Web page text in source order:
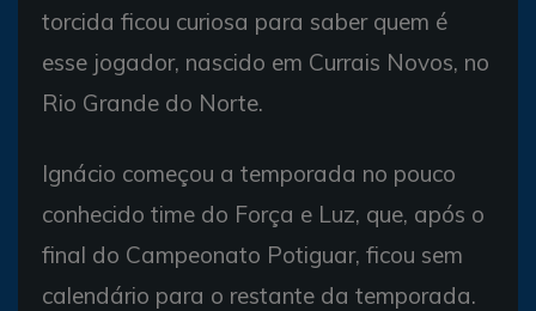
torcida ficou curiosa para saber quem é
esse jogador, nascido em Currais Novos, no
Rio Grande do Norte.
Ignácio começou a temporada no pouco
conhecido time do Força e Luz, que, após o
final do Campeonato Potiguar, ficou sem
calendário para o restante da temporada.